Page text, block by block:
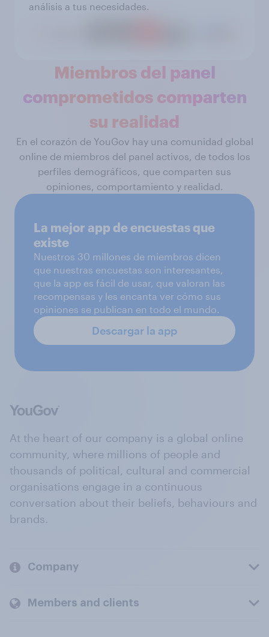
análisis a tus necesidades.
Miembros del panel
comprometidos comparten
su realidad
En el corazón de YouGov hay una comunidad global
online de miembros del panel activos, de todos los
perfiles demográficos, que comparten sus
opiniones, comportamiento y realidad.
La mejor app de encuestas que
existe
Nuestros 30 millones de miembros dicen
que nuestras encuestas son interesantes,
que la app es fácil de usar, que valoran las
recompensas y les encanta ver cómo sus
opiniones se publican en todo el mundo.
Descargar la app
At the heart of our company is a global online
community, where millions of people and
thousands of political, cultural and commercial
organisations engage in a continuous
conversation about their beliefs, behaviours and
brands.
Company
Members and clients